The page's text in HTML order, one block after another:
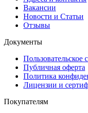
Вакансии
Новости и Статьи
Отзывы
Документы
Пользовательское
Публичная оферта
Политика
Лицензии и
Покупателям